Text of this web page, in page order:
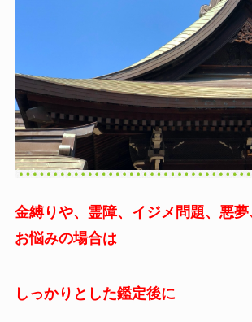
金縛りや、霊障、イジメ問題、悪
お悩みの場合は
しっかりとした鑑定後に